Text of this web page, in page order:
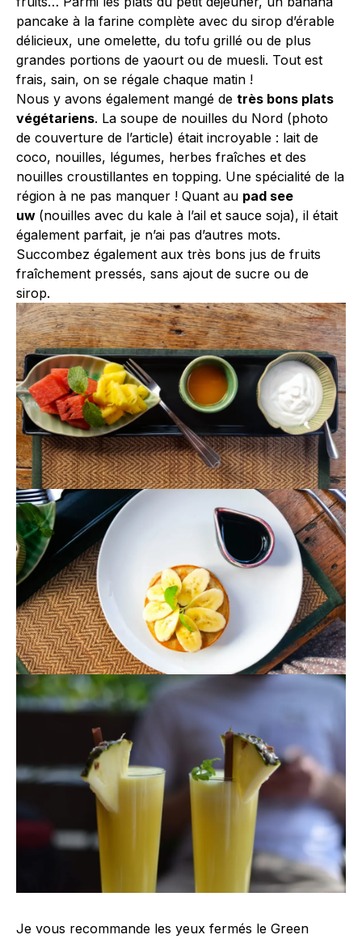
pancake à la farine complète avec du sirop d’érable
délicieux, une omelette, du tofu grillé ou de plus
grandes portions de yaourt ou de muesli. Tout est
frais, sain, on se régale chaque matin !
Nous y avons également mangé de très bons plats
végétariens. La soupe de nouilles du Nord (photo
de couverture de l’article) était incroyable : lait de
coco, nouilles, légumes, herbes fraîches et des
nouilles croustillantes en topping. Une spécialité de la
région à ne pas manquer ! Quant au pad see
uw (nouilles avec du kale à l’ail et sauce soja), il était
également parfait, je n’ai pas d’autres mots.
Succombez également aux très bons jus de fruits
fraîchement pressés, sans ajout de sucre ou de
sirop.
Je vous recommande les yeux fermés le Green